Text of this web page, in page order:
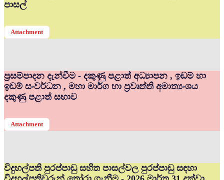
පාසල්
Attachment
ප්‍රසම්පාදන දැන්වීම - දකුණු පළාත් අධ්‍යාපන , ඉඩම් හා
ඉඩම් සංවර්ධන , මහා මාර්ග හා ප්‍රවෘත්ති අමාත්‍යංශය
දකුණු පළාත් සභාව
Attachment
විදුහල්පති පුරප්පාඩු සහිත පාසල්වල පුරප්පාඩු සඳහා